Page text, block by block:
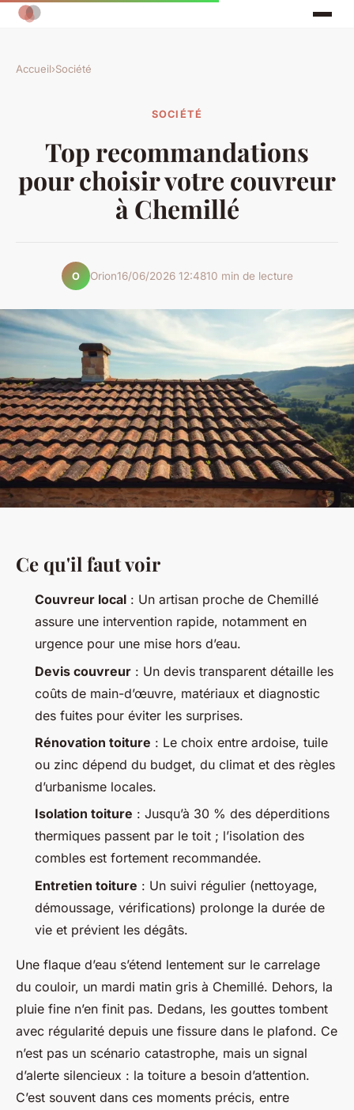
Accueil›Société
SOCIÉTÉ
Top recommandations
pour choisir votre couvreur
à Chemillé
O Orion16/06/2026 12:4810 min de lecture
Ce qu'il faut voir
Couvreur local : Un artisan proche de Chemillé
assure une intervention rapide, notamment en
urgence pour une mise hors d’eau.
Devis couvreur : Un devis transparent détaille les
coûts de main-d’œuvre, matériaux et diagnostic
des fuites pour éviter les surprises.
Rénovation toiture : Le choix entre ardoise, tuile
ou zinc dépend du budget, du climat et des règles
d’urbanisme locales.
Isolation toiture : Jusqu’à 30 % des déperditions
thermiques passent par le toit ; l’isolation des
combles est fortement recommandée.
Entretien toiture : Un suivi régulier (nettoyage,
démoussage, vérifications) prolonge la durée de
vie et prévient les dégâts.
Une flaque d’eau s’étend lentement sur le carrelage
du couloir, un mardi matin gris à Chemillé. Dehors, la
pluie fine n’en finit pas. Dedans, les gouttes tombent
avec régularité depuis une fissure dans le plafond. Ce
n’est pas un scénario catastrophe, mais un signal
d’alerte silencieux : la toiture a besoin d’attention.
C’est souvent dans ces moments précis, entre